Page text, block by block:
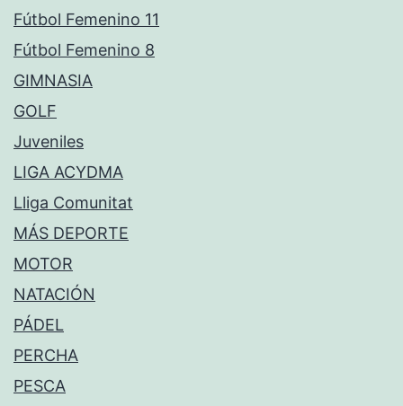
Fútbol Femenino 11
Fútbol Femenino 8
GIMNASIA
GOLF
Juveniles
LIGA ACYDMA
Lliga Comunitat
MÁS DEPORTE
MOTOR
NATACIÓN
PÁDEL
PERCHA
PESCA